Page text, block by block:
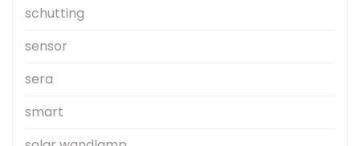
schutting
sensor
sera
smart